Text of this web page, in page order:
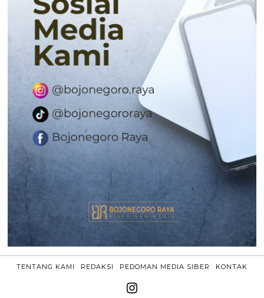
TENTANG KAMI REDAKSI PEDOMAN MEDIA SIBER KONTAK